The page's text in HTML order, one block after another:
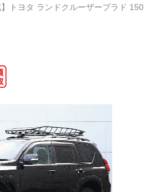
トヨタ ランドクルーザープラド 150